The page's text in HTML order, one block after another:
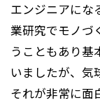
エンジニアにな
業研究でモノづ
うこともあり基
いましたが、気
それが非常に面